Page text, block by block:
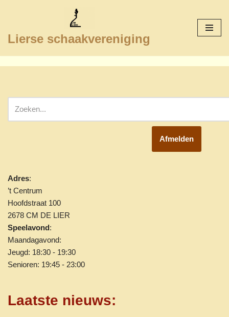
naar
inhoud
Lierse schaakvereniging
Afmelden
Adres:
’t Centrum
Hoofdstraat 100
2678 CM DE LIER
Speelavond:
Maandagavond:
Jeugd: 18:30 - 19:30
Senioren: 19:45 - 23:00
Laatste nieuws: